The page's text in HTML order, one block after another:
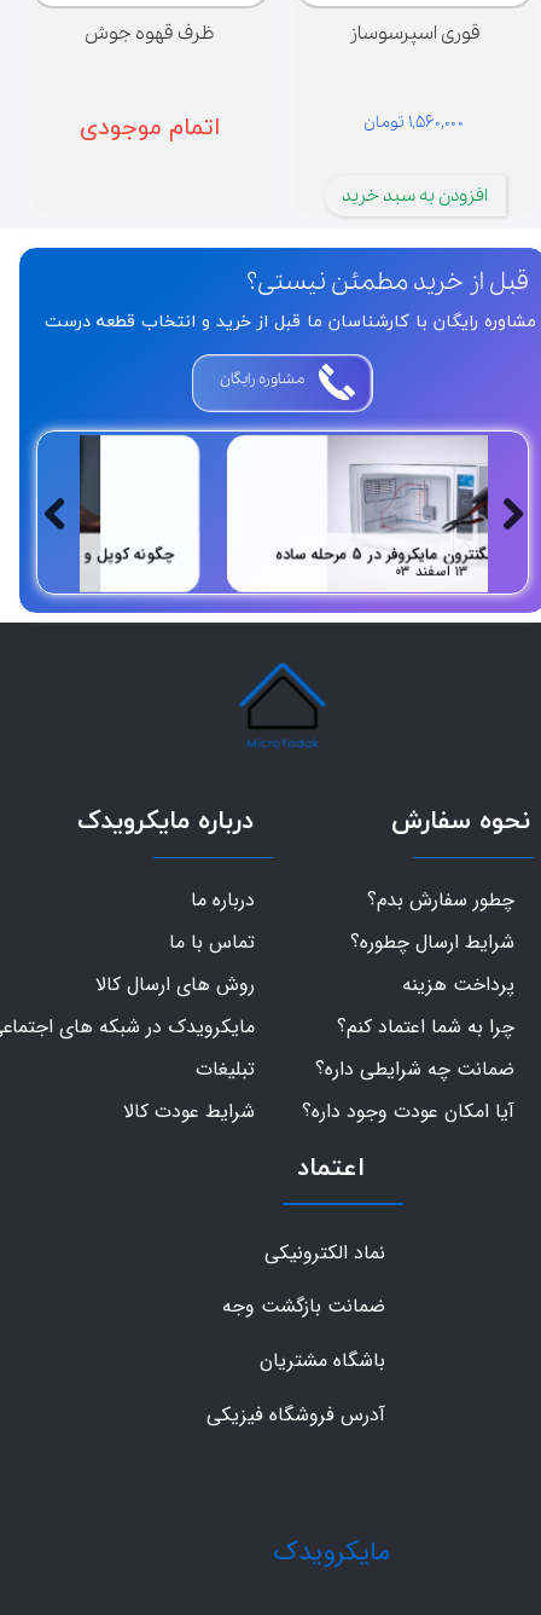
قوری اسپرسوساز
۱,۵۶۰,۰۰۰ تومان
افزودن به سبد خرید
ظرف قهوه جوش
اتمام موجودی
المنت اسپرسوساز چیست؟ بررسی انواع، قیمت و تشخیص خرید قطعه اصلی
مشاوره رایگان
مشاوره رایگان با کارشناسان ما قبل از خرید و انتخاب قطعه درست
قبل از خرید مطمئن نیستی؟
​مایکرویدک
نحوه سفارش
چطور سفارش بدم؟
شرایط ارسال چطوره؟
پرداخت هزینه
چرا به شما اعتماد کنم؟
ضمانت چه شرایطی داره؟
آیا امکان عودت وجود داره؟
اعتماد
نماد الکترونیکی
ضمانت بازگشت وجه
باشگاه مشتریان
آدرس فروشگاه فیزیکی
درباره مایکرویدک
درباره ما
تماس با ما
روش های ارسال کالا
مایکرویدک در شبکه های
تبلیغات
شرایط عودت کالا